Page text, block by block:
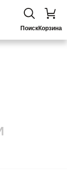
ПоискКорзина